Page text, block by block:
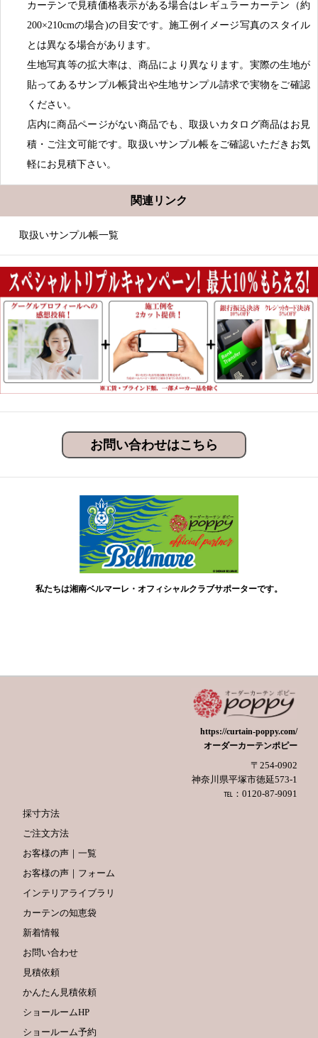
カーテンで見積価格表示がある場合はレギュラーカーテン（約
200×210cmの場合)の目安です。施工例イメージ写真のスタイル
とは異なる場合があります。
生地写真等の拡大率は、商品により異なります。実際の生地が
貼ってあるサンプル帳貸出や生地サンプル請求で実物をご確認
ください。
店内に商品ページがない商品でも、取扱いカタログ商品はお見
積・ご注文可能です。取扱いサンプル帳をご確認いただきお気
軽にお見積下さい。
関連リンク
取扱いサンプル帳一覧
お問い合わせはこちら
私たちは湘南ベルマーレ・オフィシャルクラブサポーターです。
https://curtain-poppy.com/
オーダーカーテンポピー
〒254-0902
神奈川県平塚市徳延573-1
℡：0120-87-9091
採寸方法
ご注文方法
お客様の声｜一覧
お客様の声｜フォーム
インテリアライブラリ
カーテンの知恵袋
新着情報
お問い合わせ
見積依頼
かんたん見積依頼
ショールームHP
ショールーム予約